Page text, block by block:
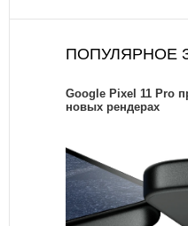
ПОПУЛЯРНОЕ
Google Pixel 11 Pro
новых рендерах